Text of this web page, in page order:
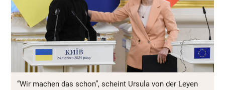
“Wir machen das schon”, scheint Ursula von der Leyen